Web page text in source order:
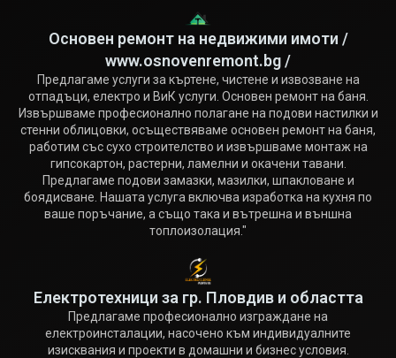
Основен ремонт на недвижими имоти /
www.osnovenremont.bg /
Предлагаме услуги за къртене, чистене и извозване на
отпадъци, електро и ВиК услуги. Основен ремонт на баня.
Извършваме професионално полагане на подови настилки и
стенни облицовки, осъществяваме основен ремонт на баня,
работим със сухо строителство и извършваме монтаж на
гипсокартон, растерни, ламелни и окачени тавани.
Предлагаме подови замазки, мазилки, шпакловане и
боядисване. Нашата услуга включва изработка на кухня по
ваше поръчание, а също така и вътрешна и външна
топлоизолация."
Електротехници за гр. Пловдив и областта
Предлагаме професионално изграждане на
електроинсталации, насочено към индивидуалните
изисквания и проекти в домашни и бизнес условия.